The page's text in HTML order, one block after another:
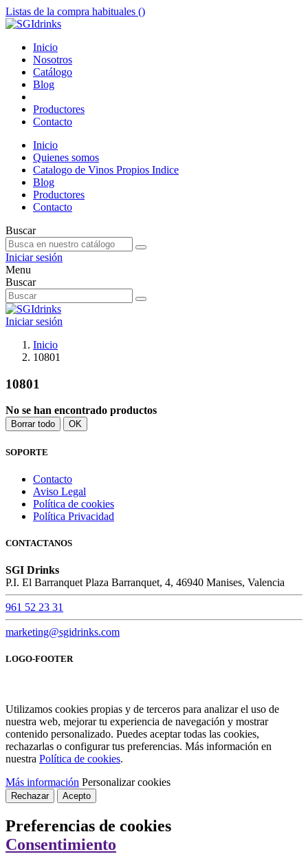
Listas de la compra habituales ()
Inicio
Nosotros
Catálogo
Blog
Productores
Contacto
Inicio
Quienes somos
Catalogo de Vinos Propios Indice
Blog
Productores
Contacto
Buscar
Iniciar sesión
Menu
Buscar
Iniciar sesión
Inicio
10801
10801
No se han encontrado productos
Borrar todo OK
SOPORTE
Contacto
Aviso Legal
Política de cookies
Política Privacidad
CONTACTANOS
SGI Drinks
P.I. El Barranquet Plaza Barranquet, 4, 46940 Manises, Valencia
961 52 23 31
marketing@sgidrinks.com
LOGO-FOOTER
Utilizamos cookies propias y de terceros para analizar el uso de
nuestra web, mejorar tu experiencia de navegación y mostrar
contenido personalizado. Puedes aceptar todas las cookies,
rechazarlas o configurar tus preferencias. Más información en
nuestra Política de cookies.
Más información Personalizar cookies
Rechazar Acepto
Preferencias de cookies
Consentimiento